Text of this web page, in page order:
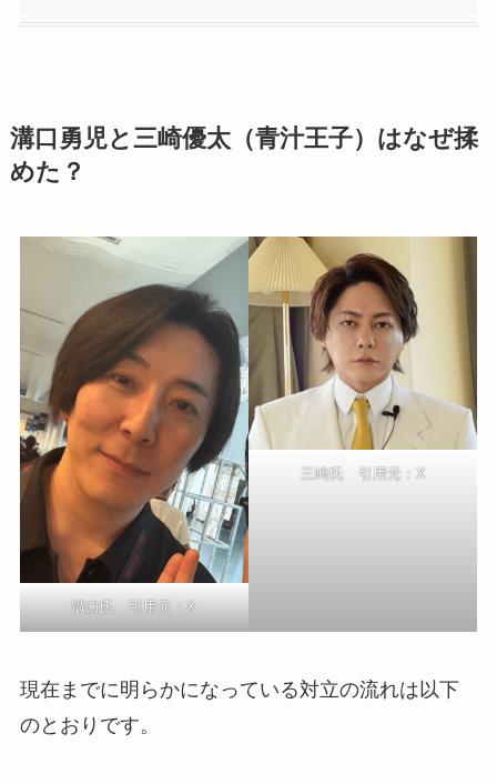
溝口勇児と三崎優太（青汁王子）はなぜ揉
めた？
溝口氏 引用元：X
三崎氏 引用元：X
現在までに明らかになっている対立の流れは以下
のとおりです。